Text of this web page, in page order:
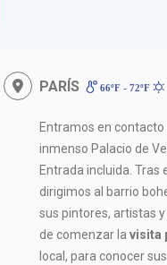
PARÍS 66ºF - 72ºF
Entramos en contacto
inmenso Palacio de
Entrada incluida. Tras
dirigimos al barrio
sus pintores, artistas
de comenzar lavisita
local, para conocer